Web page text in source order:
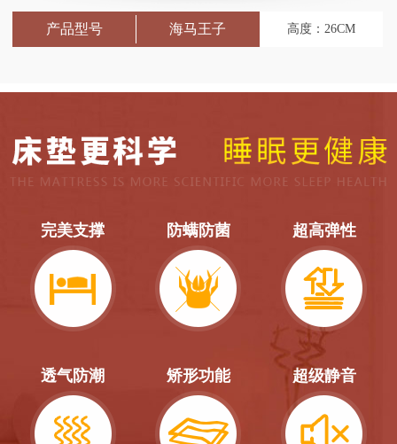
产品型号 166-A 高度：24CM
完美支撑 防螨防菌 超高弹性
透气防潮 矫形功能 超级静音